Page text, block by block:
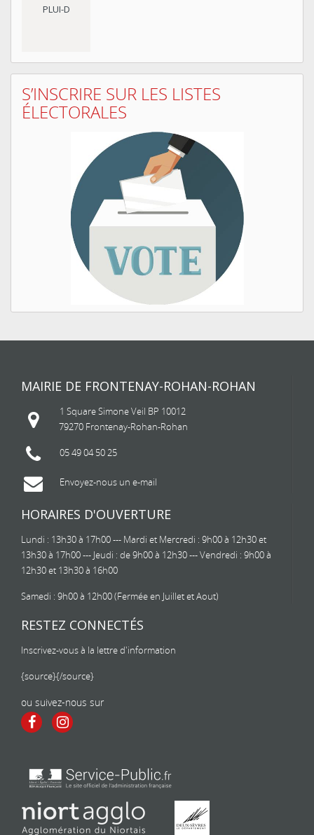
PLUI-D
S’INSCRIRE SUR LES LISTES
ÉLECTORALES
MAIRIE DE FRONTENAY-ROHAN-ROHAN
1 Square Simone Veil BP 10012
79270 Frontenay-Rohan-Rohan
05 49 04 50 25
Envoyez-nous un e-mail
HORAIRES D'OUVERTURE
Lundi : 13h30 à 17h00 --- Mardi et Mercredi : 9h00 à 12h30 et
13h30 à 17h00 --- Jeudi : de 9h00 à 12h30 --- Vendredi : 9h00 à
12h30 et 13h30 à 16h00
Samedi : 9h00 à 12h00 (Fermée en Juillet et Aout)
RESTEZ CONNECTÉS
Inscrivez-vous à la lettre d'information
{source}{/source}
ou suivez-nous sur